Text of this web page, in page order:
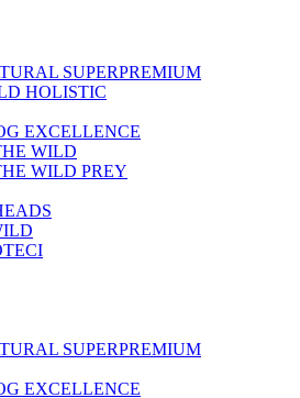
SUPERPREMIUM
HOLISTIC
EXCELLENCE
WILD
WILD PREY
SUPERPREMIUM
EXCELLENCE